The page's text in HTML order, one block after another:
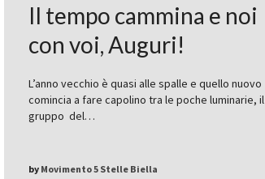
Il tempo cammina e noi
con voi, Auguri!
L’anno vecchio è quasi alle spalle e quello nuovo
comincia a fare capolino tra le poche luminarie, il
gruppo del…
by Movimento 5 Stelle Biella